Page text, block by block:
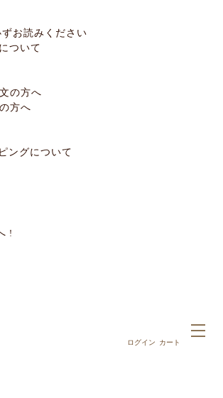
ずお読みください
ついて
の方へ
方へ
ングについて
!
ログイン カート